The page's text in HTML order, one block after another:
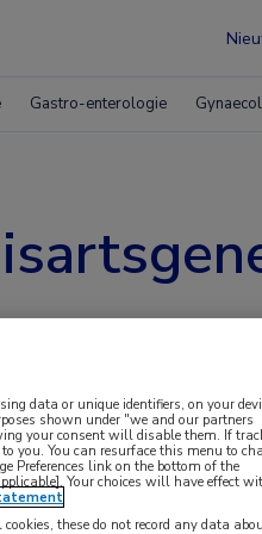
Gastro-enterologie
data or unique identifiers, on your
shown under "we and our partners
your consent will disable them. If
you. You can resurface this menu to
Preferences link on the bottom of the
Your choices will have effect
these do not record any data